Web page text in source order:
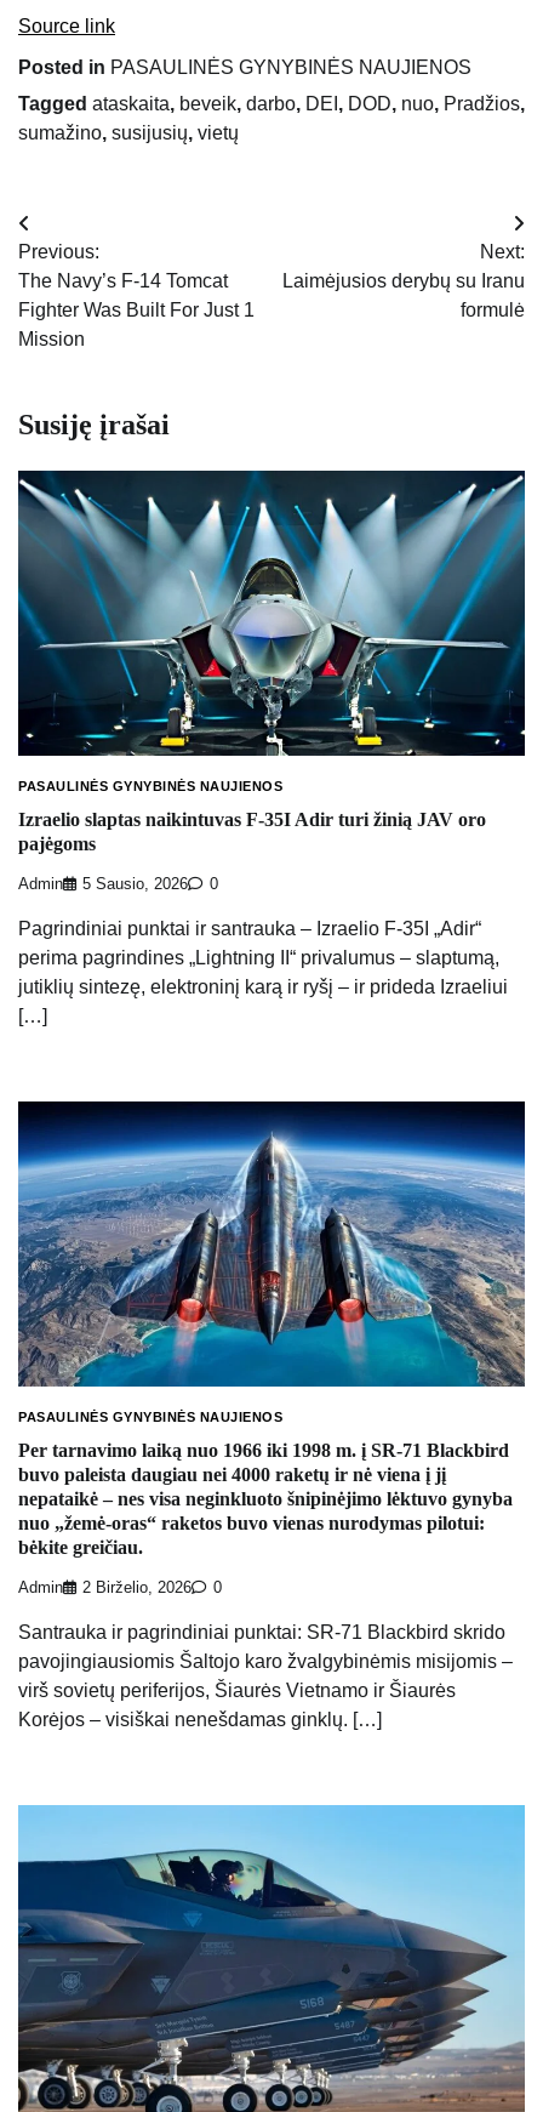
Source link
Posted in PASAULINĖS GYNYBINĖS NAUJIENOS
Tagged ataskaita, beveik, darbo, DEI , DOD, nuo, Pradžios,
sumažino, susijusių, vietų
Navigacija
tarp
įrašų
Previous:
The Navy’s F-14 Tomcat
Fighter Was Built For Just 1
Mission
Next:
Laimėjusios derybų su Iranu
formulė
Susiję įrašai
PASAULINĖS GYNYBINĖS NAUJIENOS
Izraelio slaptas naikintuvas F-35I Adir turi žinią JAV oro
pajėgoms
Admin 5 Sausio, 2026 0
Pagrindiniai punktai ir santrauka – Izraelio F-35I „Adir“
perima pagrindines „Lightning II“ privalumus – slaptumą,
jutiklių sintezę, elektroninį karą ir ryšį – ir prideda Izraeliui
[…]
PASAULINĖS GYNYBINĖS NAUJIENOS
Per tarnavimo laiką nuo 1966 iki 1998 m. į SR-71 Blackbird
buvo paleista daugiau nei 4000 raketų ir nė viena į jį
nepataikė – nes visa neginkluoto šnipinėjimo lėktuvo gynyba
nuo „žemė-oras“ raketos buvo vienas nurodymas pilotui:
bėkite greičiau.
Admin 2 Birželio, 2026 0
Santrauka ir pagrindiniai punktai: SR-71 Blackbird skrido
pavojingiausiomis Šaltojo karo žvalgybinėmis misijomis –
virš sovietų periferijos, Šiaurės Vietnamo ir Šiaurės
Korėjos – visiškai nenešdamas ginklų. […]